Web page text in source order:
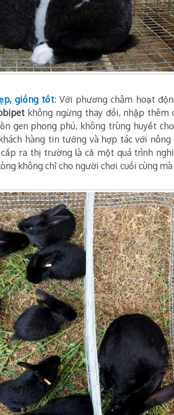
giống tốt: Với phương châm hoạt
không ngừng thay đổi, nhập thêm
gen phong phú, không trùng huyết
hàng tin tưởng và hợp tác với
ra thị trường là cả một quá trình
không chỉ cho người chơi cuối cùng mà